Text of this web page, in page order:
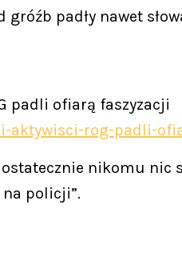
padły nawet
padli ofiarą faszyzacji
aktywisci-rog-padli-
nikomu nic
policji”.